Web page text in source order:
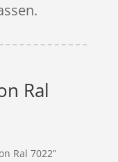
Ral
Ral 7022”